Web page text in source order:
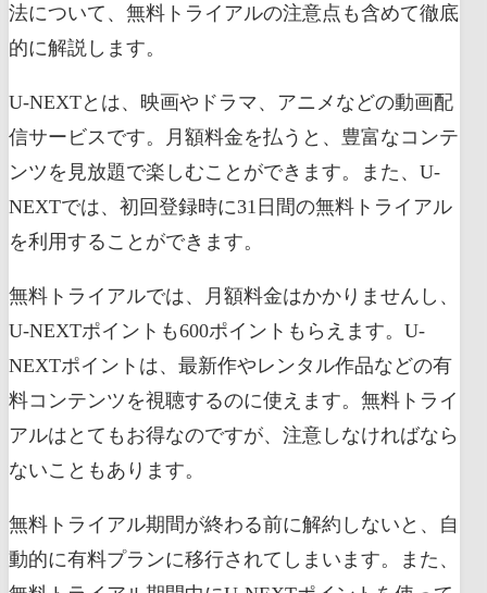
法について、無料トライアルの注意点も含めて徹底
的に解説します。
U-NEXTとは、映画やドラマ、アニメなどの動画配
信サービスです。月額料金を払うと、豊富なコンテ
ンツを見放題で楽しむことができます。また、U-
NEXTでは、初回登録時に31日間の無料トライアル
を利用することができます。
無料トライアルでは、月額料金はかかりませんし、
U-NEXTポイントも600ポイントもらえます。U-
NEXTポイントは、最新作やレンタル作品などの有
料コンテンツを視聴するのに使えます。無料トライ
アルはとてもお得なのですが、注意しなければなら
ないこともあります。
無料トライアル期間が終わる前に解約しないと、自
動的に有料プランに移行されてしまいます。また、